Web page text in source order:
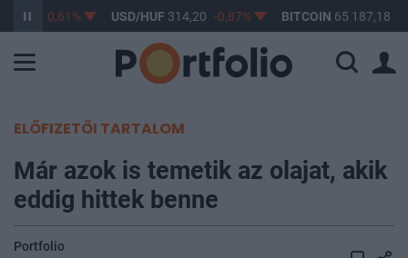
-0,61% USD/HUF314,20 -0,87% BITCOIN65 187,18
ELŐFIZETŐI TARTALOM
Már azok is temetik az olajat, akik
eddig hittek benne
Portfolio